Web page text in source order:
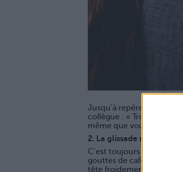
Jusqu’à repérer cette
collègue : « Trop canon
même que vous.
2. La glissade
C’est toujours au
gouttes de café et que
tête froidement, sourit